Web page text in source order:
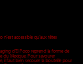
n'est accessible qu'aux têtes
d'El Poco reprend la forme de
du Mexique. Pour savourer
il faut bien secouer la bouteille pour